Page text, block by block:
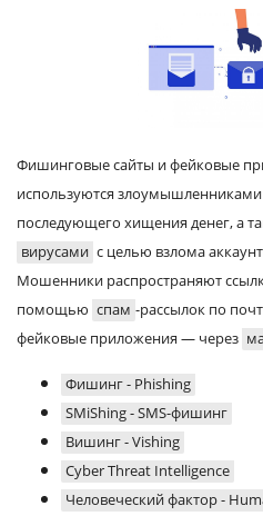
Фишинговые сайты и фейковые
используются
последующего хищения денег, а
вирусами с целью взлома
Мошенники распространяют
помощью спам -рассылок по
фейковые приложения — через
Фишинг - Phishing
SMiShing - SMS-фишинг
Вишинг - Vishing
Cyber Threat Intelligence
Человеческий фактор -